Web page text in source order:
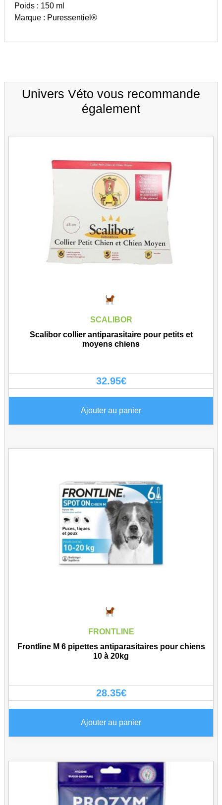
Poids : 150 ml
Marque : Puressentiel®
Univers Véto vous recommande
également
SCALIBOR
Scalibor collier antiparasitaire pour petits et
moyens chiens
32.95€
Ajouter au panier
FRONTLINE
Frontline M 6 pipettes antiparasitaires pour chiens
10 à 20kg
28.35€
Ajouter au panier